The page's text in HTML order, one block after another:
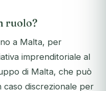
ruolo?
a Malta, per
imprenditoriale al
di Malta, che può
caso discrezionale per